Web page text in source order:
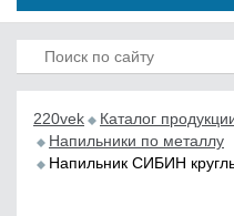
220vek Каталог
Напильники по металлу
Напильник СИБИН